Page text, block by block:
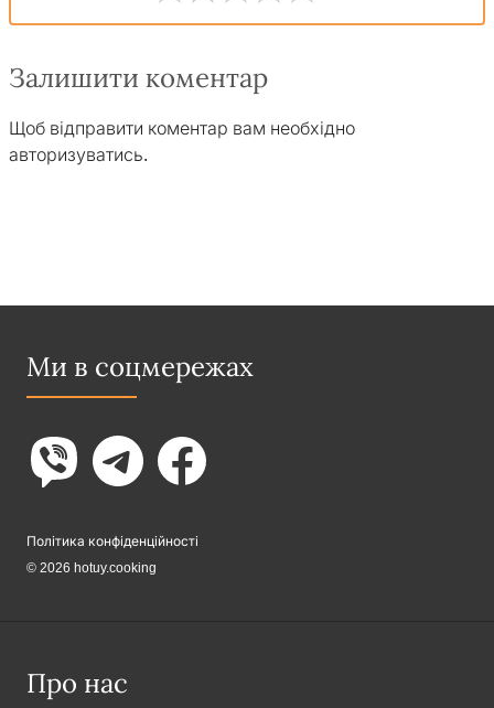
Залишити коментар
Щоб відправити коментар вам необхідно
авторизуватись.
Ми в соцмережах
Політика конфіденційності
© 2026 hotuy.cooking
Про нас